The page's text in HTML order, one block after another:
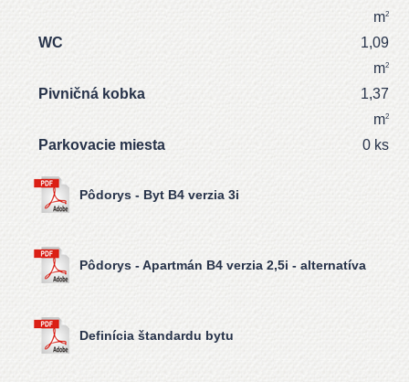
m2
WC
1,09
m2
Pivničná kobka
1,37
m2
Parkovacie miesta 0 ks
Pôdorys - Byt B4 verzia 3i
Pôdorys - Apartmán B4 verzia 2,5i - alternatíva
Definícia štandardu bytu